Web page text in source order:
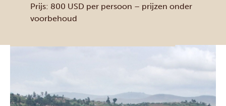
Prijs: 800 USD per persoon – prijzen onder
voorbehoud